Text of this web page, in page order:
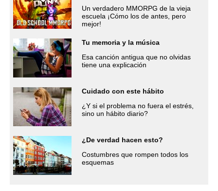
Un verdadero MMORPG de la vieja
escuela ¡Cómo los de antes, pero
mejor!
Tu memoria y la música
Esa canción antigua que no olvidas
tiene una explicación
Cuidado con este hábito
¿Y si el problema no fuera el estrés,
sino un hábito diario?
¿De verdad hacen esto?
Costumbres que rompen todos los
esquemas